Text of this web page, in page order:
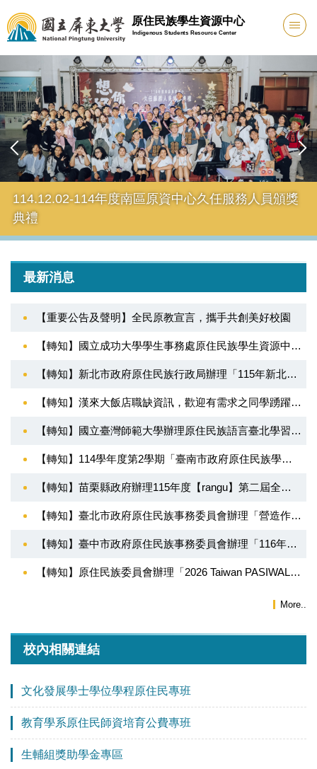
跳
到
主
內
容
區
原住民族學生資源中心
Indigenous Students Resource Center
114.12.02-114年度南區原資中心久任服務人員頒獎
典禮
最新消息
【重要公告及聲明】全民原教宣言，攜手共創美好校園
【轉知】國立成功大學學生事務處原住民族學生資源中心辦理「2026原究分享─全民原教、原權與傳統知識論壇《paljakev》」
【轉知】新北市政府原住民族行政局辦理「115年新北市原住民族青年事務座談會」
【轉知】漢來大飯店職缺資訊，歡迎有需求之同學踴躍應徵！
【轉知】國立臺灣師範大學辦理原住民族語言臺北學習中心115年度第2學期 「族語學習班」招生中。
【轉知】114學年度第2學期「臺南市政府原住民族學生獎助學金」，即日起受理申請至本115年9月30日(星期三)止。
【轉知】苗栗縣政府辦理115年度【rangu】第二屆全國原住民族樂舞競賽活動
【轉知】臺北市政府原住民族事務委員會辦理「營造作業人員一般安全衛生教育訓練核發臺灣職安卡」
【轉知】臺中市政府原住民族事務委員會辦理「116年全國原住民族運動會臺中市代表隊傳統拔河、 傳統摔角、傳統撒網及傳統樂舞選拔賽」
【轉知】原住民族委員會辦理「2026 Taiwan PASIWALI Festival 原住民族國際音樂節音樂創作培訓營招生」
More..
校內相關連結
文化發展學士學位學程原住民專班
教育學系原住民師資培育公費專班
生輔組獎助學金專區